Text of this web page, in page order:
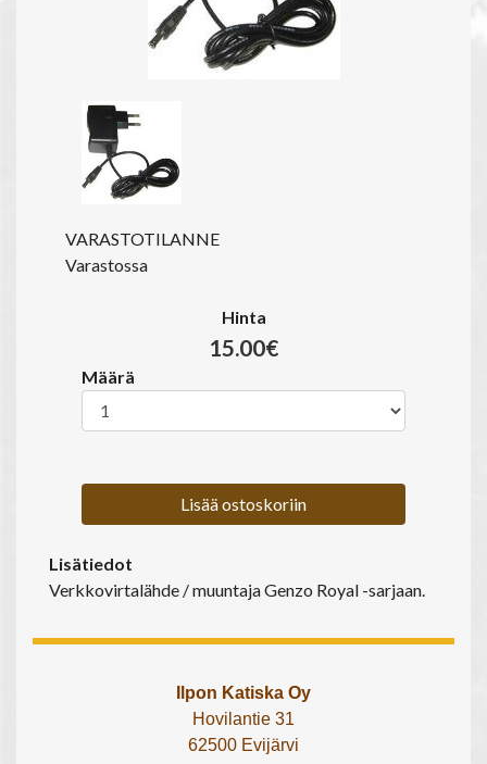
VARASTOTILANNE
Varastossa
Hinta
15.00€
Määrä
Lisää ostoskoriin
Lisätiedot
Verkkovirtalähde / muuntaja Genzo Royal -sarjaan.
Ilpon Katiska Oy
Hovilantie 31
62500 Evijärvi